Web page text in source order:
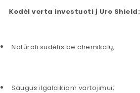
Kodėl verta investuoti į Uro Shield:
Natūrali sudėtis be chemikalų;
Saugus ilgalaikiam vartojimui;